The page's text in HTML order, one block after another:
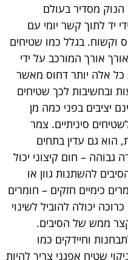
מסדיר בעולם
יד לתוך קשר יומי עם
וקשוח. בגלל כמו שטיחים
אורך המורכב על ידי
אלה יותר דחוס מאשר
ובחשיבות לכך שטיחים
יציבים בפני כמה מן
סיניתיים. צמר
הוא גם עדין בתחים
– חום קיצוני יכול
להשתנות גוון או
כימיים חזקים – חומרים
יכולה להוביל לשינוי
ממש של הסיבים.
וחיידקים כמו
שטיח אפגני צריך להיות